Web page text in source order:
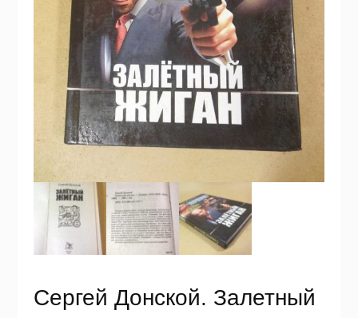
Сергей Донской. Залетный